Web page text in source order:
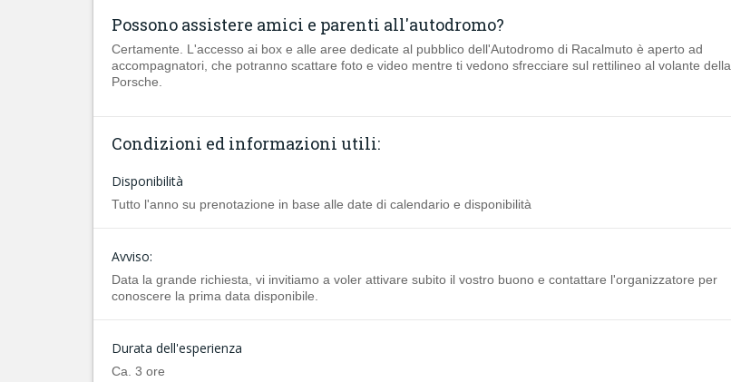
Possono assistere amici e parenti all'autodromo?
Certamente. L'accesso ai box e alle aree dedicate al pubblico dell'Autodromo di Racalmuto è aperto ad
accompagnatori, che potranno scattare foto e video mentre ti vedono sfrecciare sul rettilineo al volante della
Porsche.
Condizioni ed informazioni utili:
Disponibilità
Tutto l'anno su prenotazione in base alle date di calendario e disponibilità
Avviso:
Data la grande richiesta, vi invitiamo a voler attivare subito il vostro buono e contattare l'organizzatore per
conoscere la prima data disponibile.
Durata dell'esperienza
Ca. 3 ore